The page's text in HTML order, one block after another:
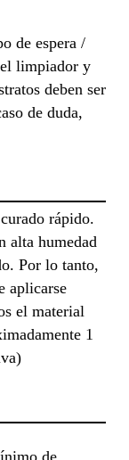
de espera /
limpiador y
deben ser
de duda,
rápido.
alta humedad
Por lo tanto,
aplicarse
el material
1